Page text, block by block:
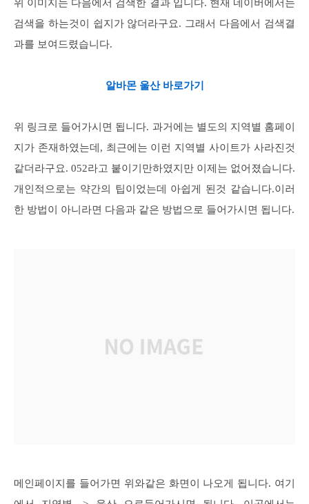
위 이미지는 다음에서 검색한 결과 입니다. 현재 네이버에서는
검색을 하는것이 쉽지가 않더라구요. 그래서 다음에서 검색결
과를 보여드렸습니다.
알바몬 울산 바로가기
위 링크로 들어가시면 됩니다. 과거에는 별도의 지역별 홈페이
지가 존재하였는데, 최근에는 이런 지역별 사이트가 사라진것
같더라구요. 052라고 붙이기만하였지만 이제는 없어졌습니다.
개인적으로는 약간의 팁이었는데 아쉽게 된것 같습니다.이러
한 방법이 아니라면 다음과 같은 방법으로 들어가시면 됩니다.
메인페이지를 들어가면 위와같은 화면이 나오게 됩니다. 여기